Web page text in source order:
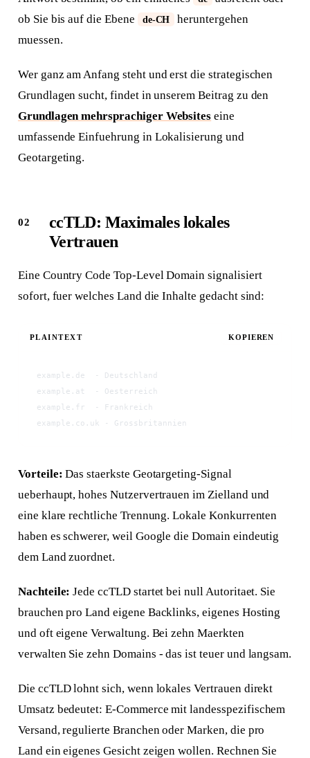
ob Sie bis auf die Ebene
de-CH
heruntergehen
muessen.
Wer ganz am Anfang steht und erst die strategischen
Grundlagen sucht, findet in unserem Beitrag zu den
Grundlagen mehrsprachiger Websites eine
umfassende Einfuehrung in Lokalisierung und
Geotargeting.
ccTLD: Maximales lokales
Vertrauen
Eine Country Code Top-Level Domain signalisiert
sofort, fuer welches Land die Inhalte gedacht sind:
PLAINTEXT KOPIEREN
example.de  - Deutschland
example.at  - Oesterreich
example.fr  - Frankreich
example.co.uk - Grossbritannien
Vorteile: Das staerkste Geotargeting-Signal
ueberhaupt, hohes Nutzervertrauen im Zielland und
eine klare rechtliche Trennung. Lokale Konkurrenten
haben es schwerer, weil Google die Domain eindeutig
dem Land zuordnet.
Nachteile: Jede ccTLD startet bei null Autoritaet. Sie
brauchen pro Land eigene Backlinks, eigenes Hosting
und oft eigene Verwaltung. Bei zehn Maerkten
verwalten Sie zehn Domains - das ist teuer und langsam.
Die ccTLD lohnt sich, wenn lokales Vertrauen direkt
Umsatz bedeutet: E-Commerce mit landesspezifischem
Versand, regulierte Branchen oder Marken, die pro
Land ein eigenes Gesicht zeigen wollen. Rechnen Sie